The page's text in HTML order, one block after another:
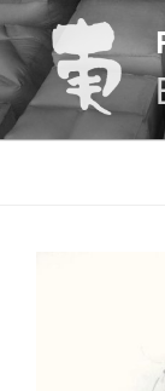
Zum
Inhalt
springen